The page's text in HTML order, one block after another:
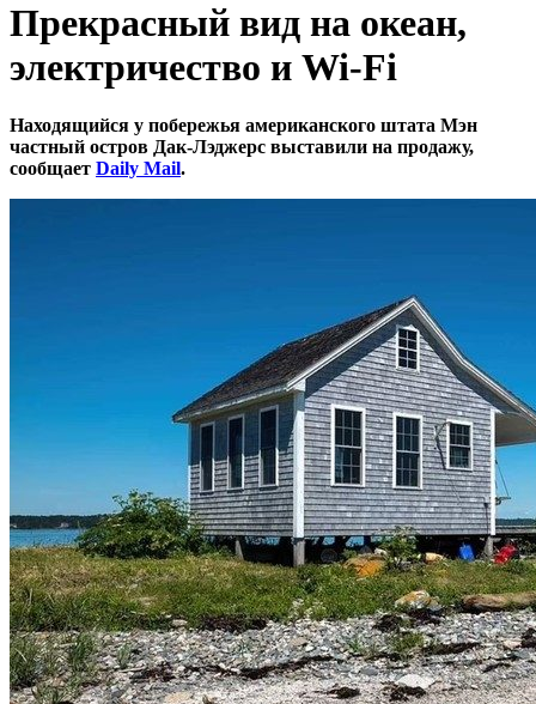
Прекрасный вид на океан,
электричество и Wi-Fi
Находящийся у побережья американского штата Мэн
частный остров Дак-Лэджерс выставили на продажу,
сообщает Daily Mail.